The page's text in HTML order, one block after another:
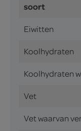
soort
Eiwitten
Koolhydraten
Koolhydraten
Vet
Vet waarvan